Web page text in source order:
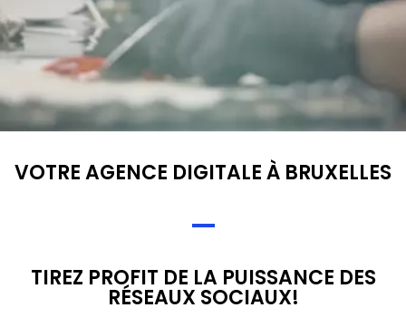
VOTRE AGENCE DIGITALE À BRUXELLES
TIREZ PROFIT DE LA PUISSANCE DES
RÉSEAUX SOCIAUX!